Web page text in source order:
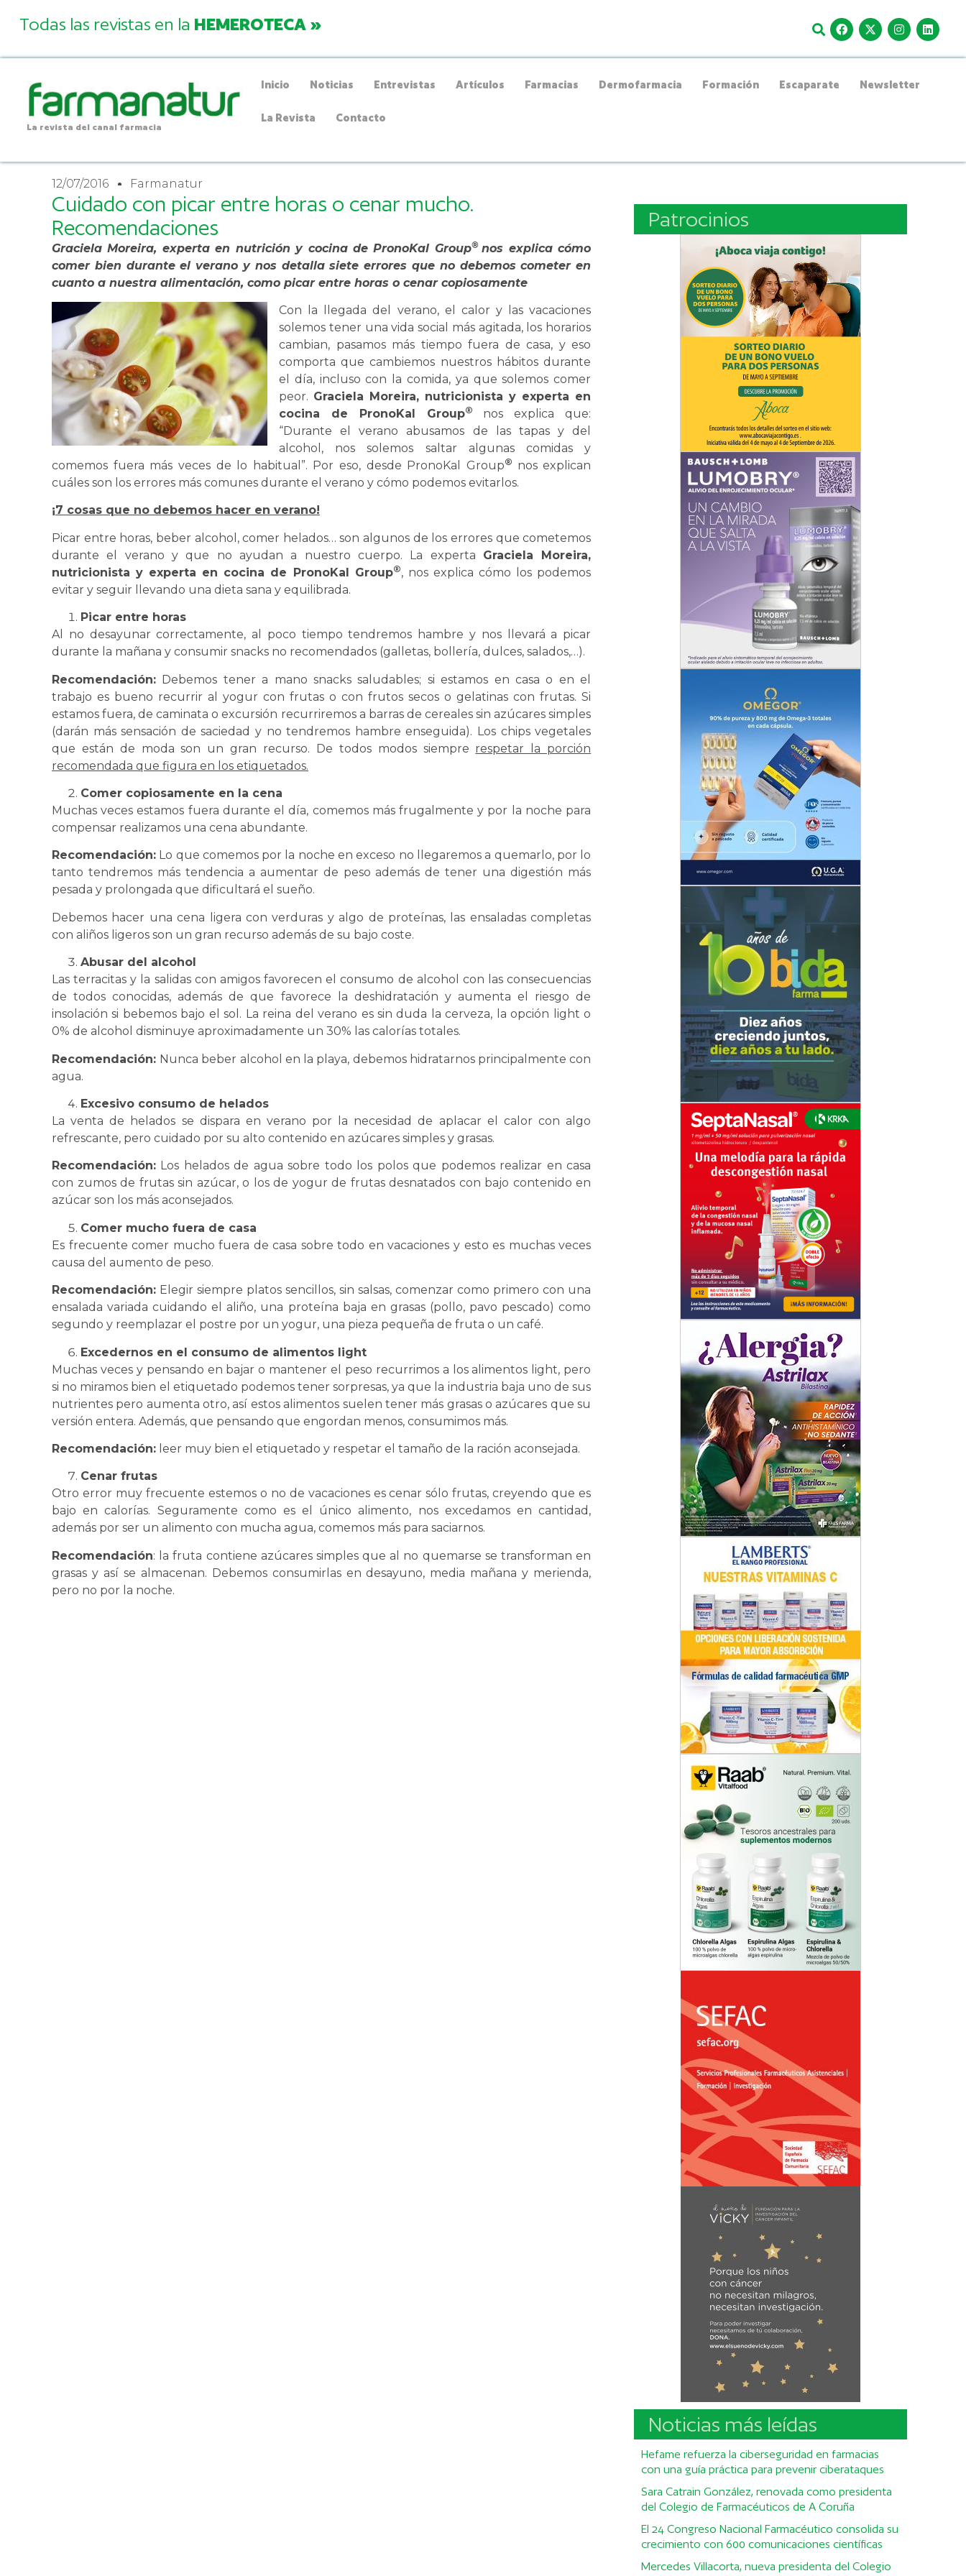
Todas las revistas en la HEMEROTECA »
La revista del canal farmacia
Inicio Noticias Entrevistas Artículos Farmacias Dermofarmacia Formación Escaparate Newsletter
La Revista Contacto
12/07/2016 Farmanatur
Cuidado con picar entre horas o cenar mucho.
Recomendaciones
Graciela Moreira, experta en nutrición y cocina de PronoKal Group® nos explica cómo
comer bien durante el verano y nos detalla siete errores que no debemos cometer en
cuanto a nuestra alimentación, como picar entre horas o cenar copiosamente
Con la llegada del verano, el calor y las vacaciones
solemos tener una vida social más agitada, los horarios
cambian, pasamos más tiempo fuera de casa, y eso
comporta que cambiemos nuestros hábitos durante
el día, incluso con la comida, ya que solemos comer
peor. Graciela Moreira, nutricionista y experta en
cocina de PronoKal Group® nos explica que:
“Durante el verano abusamos de las tapas y del
alcohol, nos solemos saltar algunas comidas y
comemos fuera más veces de lo habitual”. Por eso, desde PronoKal Group® nos explican
cuáles son los errores más comunes durante el verano y cómo podemos evitarlos.
¡7 cosas que no debemos hacer en verano!
Picar entre horas, beber alcohol, comer helados… son algunos de los errores que cometemos
durante el verano y que no ayudan a nuestro cuerpo. La experta Graciela Moreira,
nutricionista y experta en cocina de PronoKal Group®, nos explica cómo los podemos
evitar y seguir llevando una dieta sana y equilibrada.
Picar entre horas
Al no desayunar correctamente, al poco tiempo tendremos hambre y nos llevará a picar
durante la mañana y consumir snacks no recomendados (galletas, bollería, dulces, salados,…).
Recomendación: Debemos tener a mano snacks saludables; si estamos en casa o en el
trabajo es bueno recurrir al yogur con frutas o con frutos secos o gelatinas con frutas. Si
estamos fuera, de caminata o excursión recurriremos a barras de cereales sin azúcares simples
(darán más sensación de saciedad y no tendremos hambre enseguida). Los chips vegetales
que están de moda son un gran recurso. De todos modos siempre respetar la porción
recomendada que figura en los etiquetados.
Comer copiosamente en la cena
Muchas veces estamos fuera durante el día, comemos más frugalmente y por la noche para
compensar realizamos una cena abundante.
Recomendación: Lo que comemos por la noche en exceso no llegaremos a quemarlo, por lo
tanto tendremos más tendencia a aumentar de peso además de tener una digestión más
pesada y prolongada que dificultará el sueño.
Debemos hacer una cena ligera con verduras y algo de proteínas, las ensaladas completas
con aliños ligeros son un gran recurso además de su bajo coste.
Abusar del alcohol
Las terracitas y la salidas con amigos favorecen el consumo de alcohol con las consecuencias
de todos conocidas, además de que favorece la deshidratación y aumenta el riesgo de
insolación si bebemos bajo el sol. La reina del verano es sin duda la cerveza, la opción light o
0% de alcohol disminuye aproximadamente un 30% las calorías totales.
Recomendación: Nunca beber alcohol en la playa, debemos hidratarnos principalmente con
agua.
Excesivo consumo de helados
La venta de helados se dispara en verano por la necesidad de aplacar el calor con algo
refrescante, pero cuidado por su alto contenido en azúcares simples y grasas.
Recomendación: Los helados de agua sobre todo los polos que podemos realizar en casa
con zumos de frutas sin azúcar, o los de yogur de frutas desnatados con bajo contenido en
azúcar son los más aconsejados.
Comer mucho fuera de casa
Es frecuente comer mucho fuera de casa sobre todo en vacaciones y esto es muchas veces
causa del aumento de peso.
Recomendación: Elegir siempre platos sencillos, sin salsas, comenzar como primero con una
ensalada variada cuidando el aliño, una proteína baja en grasas (pollo, pavo pescado) como
segundo y reemplazar el postre por un yogur, una pieza pequeña de fruta o un café.
Excedernos en el consumo de alimentos light
Muchas veces y pensando en bajar o mantener el peso recurrimos a los alimentos light, pero
si no miramos bien el etiquetado podemos tener sorpresas, ya que la industria baja uno de sus
nutrientes pero aumenta otro, así estos alimentos suelen tener más grasas o azúcares que su
versión entera. Además, que pensando que engordan menos, consumimos más.
Recomendación: leer muy bien el etiquetado y respetar el tamaño de la ración aconsejada.
Cenar frutas
Otro error muy frecuente estemos o no de vacaciones es cenar sólo frutas, creyendo que es
bajo en calorías. Seguramente como es el único alimento, nos excedamos en cantidad,
además por ser un alimento con mucha agua, comemos más para saciarnos.
Recomendación: la fruta contiene azúcares simples que al no quemarse se transforman en
grasas y así se almacenan. Debemos consumirlas en desayuno, media mañana y merienda,
pero no por la noche.
Patrocinios
Noticias más leídas
Hefame refuerza la ciberseguridad en farmacias
con una guía práctica para prevenir ciberataques
Sara Catrain González, renovada como presidenta
del Colegio de Farmacéuticos de A Coruña
El 24 Congreso Nacional Farmacéutico consolida su
crecimiento con 600 comunicaciones científicas
Mercedes Villacorta, nueva presidenta del Colegio